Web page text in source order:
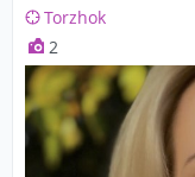
Torzhok
2